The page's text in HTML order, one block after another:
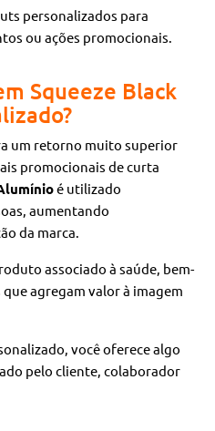
personalizados para
ou ações promocionais.
Squeeze Black
um retorno muito superior
promocionais de curta
é utilizado
aumentando
da marca.
associado à saúde, bem-
agregam valor à imagem
você oferece algo
pelo cliente, colaborador